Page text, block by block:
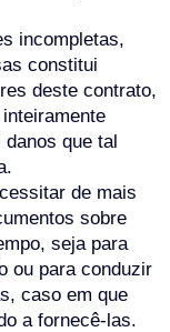
incompletas,
constitui
deste contrato,
que tal
de mais
sobre
seja para
ou para conduzir
caso em que
a fornecê-las.